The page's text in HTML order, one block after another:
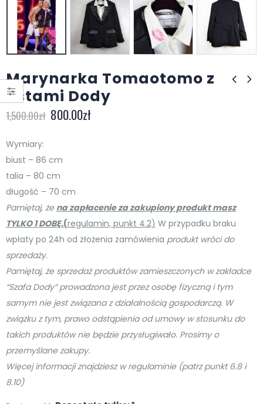
Marynarka Tomaotomo z
ustami Dody
1,500.00zł 800.00zł
Wymiary:
biust – 86 cm
talia – 80 cm
długość – 70 cm
Pamiętaj, że na zapłacenie za zakupiony produkt masz
TYLKO 1 DOBĘ.(regulamin, punkt 4.2) W przypadku braku
wpłaty po 24h od złożenia zamówienia produkt wróci do
sprzedaży.
Pamiętaj, że sprzedaż produktów zamieszczonych w zakładce
“Szafa Dody” prowadzona jest przez osobę fizyczną i tym
samym nie jest związana z działalnością gospodarczą. W
związku z tym, prawo odstąpienia od umowy w stosunku do
takich produktów nie będzie przysługiwało. Prosimy o
przemyślane zakupy.
Więcej informacji znajdziesz w regulaminie (patrz punkt 6.8 i
8.10)